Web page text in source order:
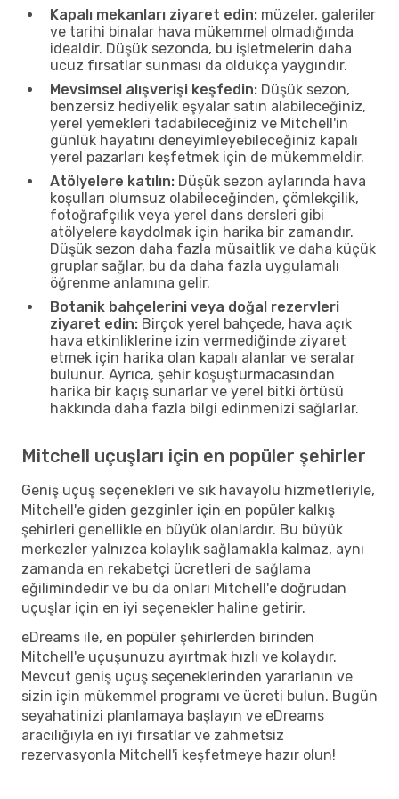
Kapalı mekanları ziyaret edin: müzeler, galeriler
ve tarihi binalar hava mükemmel olmadığında
idealdir. Düşük sezonda, bu işletmelerin daha
ucuz fırsatlar sunması da oldukça yaygındır.
Mevsimsel alışverişi keşfedin: Düşük sezon,
benzersiz hediyelik eşyalar satın alabileceğiniz,
yerel yemekleri tadabileceğiniz ve Mitchell'in
günlük hayatını deneyimleyebileceğiniz kapalı
yerel pazarları keşfetmek için de mükemmeldir.
Atölyelere katılın: Düşük sezon aylarında hava
koşulları olumsuz olabileceğinden, çömlekçilik,
fotoğrafçılık veya yerel dans dersleri gibi
atölyelere kaydolmak için harika bir zamandır.
Düşük sezon daha fazla müsaitlik ve daha küçük
gruplar sağlar, bu da daha fazla uygulamalı
öğrenme anlamına gelir.
Botanik bahçelerini veya doğal rezervleri
ziyaret edin: Birçok yerel bahçede, hava açık
hava etkinliklerine izin vermediğinde ziyaret
etmek için harika olan kapalı alanlar ve seralar
bulunur. Ayrıca, şehir koşuşturmacasından
harika bir kaçış sunarlar ve yerel bitki örtüsü
hakkında daha fazla bilgi edinmenizi sağlarlar.
Mitchell uçuşları için en popüler şehirler
Geniş uçuş seçenekleri ve sık havayolu hizmetleriyle,
Mitchell'e giden gezginler için en popüler kalkış
şehirleri genellikle en büyük olanlardır. Bu büyük
merkezler yalnızca kolaylık sağlamakla kalmaz, aynı
zamanda en rekabetçi ücretleri de sağlama
eğilimindedir ve bu da onları Mitchell'e doğrudan
uçuşlar için en iyi seçenekler haline getirir.
eDreams ile, en popüler şehirlerden birinden
Mitchell'e uçuşunuzu ayırtmak hızlı ve kolaydır.
Mevcut geniş uçuş seçeneklerinden yararlanın ve
sizin için mükemmel programı ve ücreti bulun. Bugün
seyahatinizi planlamaya başlayın ve eDreams
aracılığıyla en iyi fırsatlar ve zahmetsiz
rezervasyonla Mitchell'i keşfetmeye hazır olun!